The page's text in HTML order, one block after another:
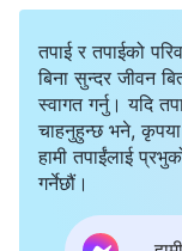
तपाई र तपाईको
बिना सुन्दर जीवन
स्वागत गर्नु। यदि
चाहनुहुन्छ भने, कृपया
हामी तपाईंलाई
गर्नेछौं।